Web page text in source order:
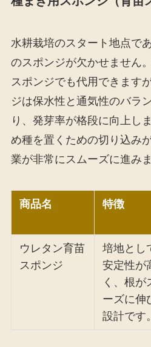
水耕栽培のスタート地点で
のスポンジが欠かせません
スポンジでも代用できます
ジは保水性と通気性のバラ
り、発芽率が格段に向上し
め種を置くための切り込み
業が非常にスムーズに進みま
商品名 特徴
ウレタン育苗
スポンジ
培地とし
安定性が
く、根が
ーズに伸
設計です。